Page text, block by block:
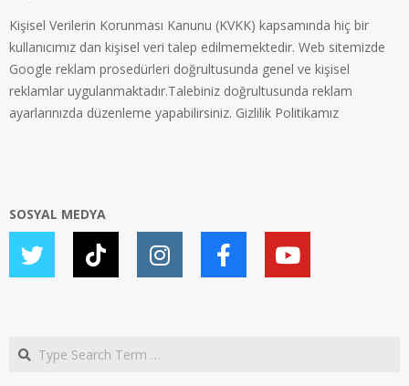
Kişisel Verilerin Korunması Kanunu (KVKK) kapsamında hiç bir
kullanıcımız dan kişisel veri talep edilmemektedir. Web sitemizde
Google reklam prosedürleri doğrultusunda genel ve kişisel
reklamlar uygulanmaktadır.Talebiniz doğrultusunda reklam
ayarlarınızda düzenleme yapabilirsiniz. Gizlilik Politikamız
SOSYAL MEDYA
Search